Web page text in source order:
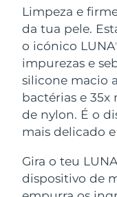
Limpeza e
da tua pele.
o icónico LUNA
impurezas e
silicone macio
bactérias e 35x
de nylon. É o
mais delicado
Gira o teu
dispositivo de
Anti-
Hidratação
Deep
Near-
device
FAQ™
Bermudas
Bósnia e
Herzegovina
Brunei
Bulgária
Chile